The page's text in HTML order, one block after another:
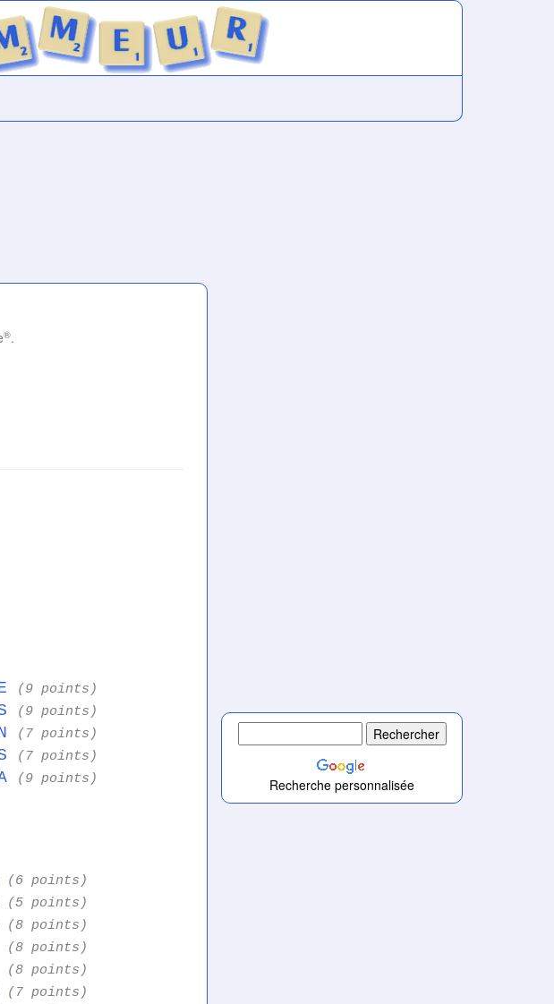
®.
(9 points)
(9 points)
(7 points)
(7 points)
(9 points)
(6 points)
(5 points)
(8 points)
(8 points)
(8 points)
(7 points)
Recherche personnalisée